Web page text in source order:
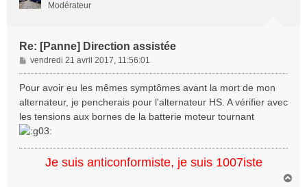
Modérateur
Re: [Panne] Direction assistée
M
e
s
g
e
vendredi 21 avril 2017, 11:56:01
Pour avoir eu les mêmes symptômes avant la mort de mon
alternateur, je pencherais pour l'alternateur HS. A vérifier avec
les tensions aux bornes de la batterie moteur tournant
Je suis anticonformiste, je suis 1007iste